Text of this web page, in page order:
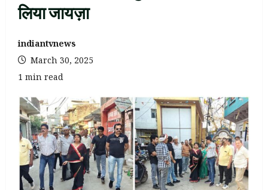
लिया जायज़ा
indiantvnews
March 30, 2025
1 min read